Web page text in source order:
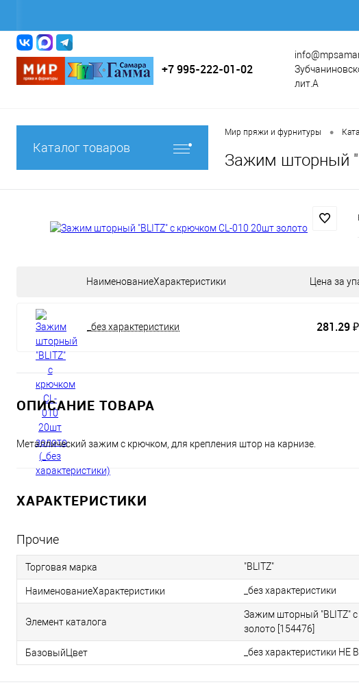
+7 995-222-01-02
лит.А
Каталог товаров
Мир пряжи и фурнитуры •
Зажим шторный
НаименованиеХарактеристики Цена за
_без характеристики 281.29 ₽
ОПИСАНИЕ ТОВАРА
Металлический зажим с крючком, для крепления штор на карнизе.
ХАРАКТЕРИСТИКИ
Прочие
Торговая марка "BLITZ"
НаименованиеХарактеристики _без характеристики
Элемент каталога
Зажим шторный "BLITZ"
золото [154476]
БазовыйЦвет _без характеристики